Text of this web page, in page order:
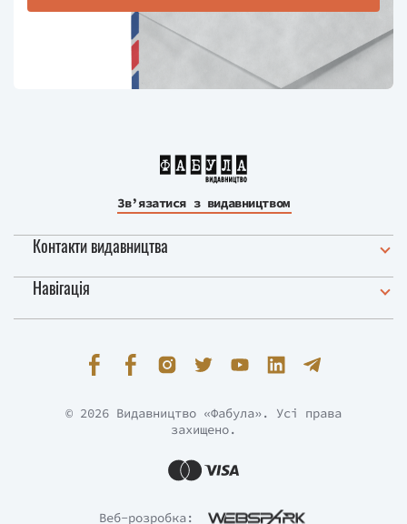
Зв’язатися з видавництвом
Контакти видавництва
Навігація
Веб-розробка:
© 2026 Видавництво «Фабула». Усі права
захищено.